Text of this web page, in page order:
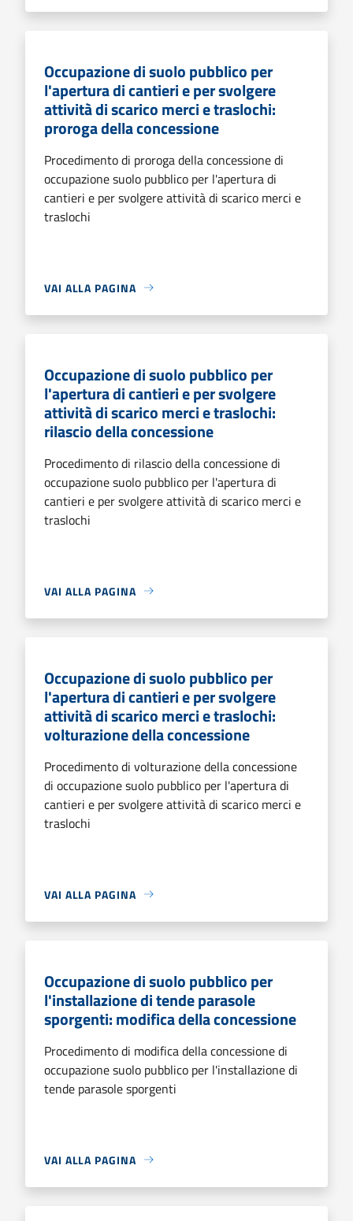
Occupazione di suolo pubblico per
l'apertura di cantieri e per svolgere
attività di scarico merci e traslochi:
proroga della concessione
Procedimento di proroga della concessione di
occupazione suolo pubblico per l'apertura di
cantieri e per svolgere attività di scarico merci e
traslochi
VAI ALLA PAGINA
Occupazione di suolo pubblico per
l'apertura di cantieri e per svolgere
attività di scarico merci e traslochi:
rilascio della concessione
Procedimento di rilascio della concessione di
occupazione suolo pubblico per l'apertura di
cantieri e per svolgere attività di scarico merci e
traslochi
VAI ALLA PAGINA
Occupazione di suolo pubblico per
l'apertura di cantieri e per svolgere
attività di scarico merci e traslochi:
volturazione della concessione
Procedimento di volturazione della concessione
di occupazione suolo pubblico per l'apertura di
cantieri e per svolgere attività di scarico merci e
traslochi
VAI ALLA PAGINA
Occupazione di suolo pubblico per
l'installazione di tende parasole
sporgenti: modifica della concessione
Procedimento di modifica della concessione di
occupazione suolo pubblico per l'installazione di
tende parasole sporgenti
VAI ALLA PAGINA